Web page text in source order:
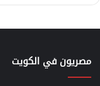
مصريون في الكويت